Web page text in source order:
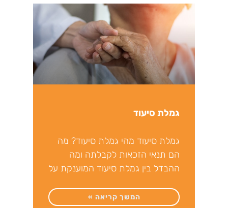
גמלת סיעוד
גמלת סיעוד מהי גמלת סיעוד? מה
הם תנאי הזכאות לקבלתה ומה
ההבדל בין גמלת סיעוד המוענקת על
המשך קריאה »